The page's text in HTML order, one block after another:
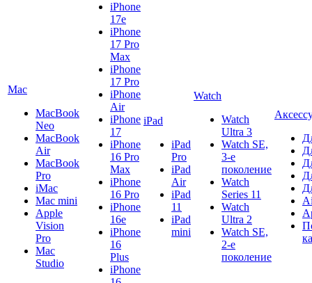
Mac
MacBook
Neo
MacBook
Air
MacBook
Pro
iMac
Mac mini
Apple
Vision
Pro
Mac
Studio
iPhone
17e
iPhone
17 Pro
Max
iPhone
17 Pro
iPhone
Air
iPhone
17
iPhone
16 Pro
Max
iPhone
16 Pro
iPhone
16e
iPhone
16
Plus
iPhone
iPad
iPad
Pro
iPad
Air
iPad
11
iPad
mini
Watch
Watch
Ultra 3
Watch SE,
3-е
поколение
Watch
Series 11
Watch
Ultra 2
Watch SE,
2-е
поколение